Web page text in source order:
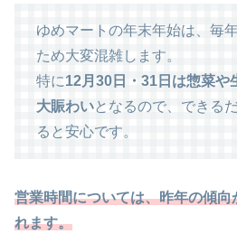
ゆめマートの年末年始は、毎
ため大変混雑します。
特に12月30日・31日は惣菜や
大賑わいとなるので、できる
ると安心です。
営業時間については、昨年の傾
れます。